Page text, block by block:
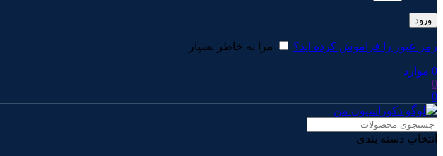
ورود
رمز عبور را فراموش کرده اید؟ مرا به خاطر بسپار
0 موارد
0
0
انتخاب دسته بندی